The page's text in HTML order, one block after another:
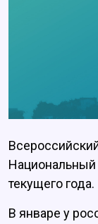
Национальный
текущего года.
В январе у